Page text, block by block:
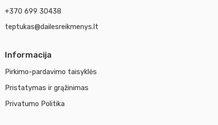
+370 699 30438
teptukas@dailesreikmenys.lt
Informacija
Pirkimo-pardavimo taisyklės
Pristatymas ir grąžinimas
Privatumo Politika